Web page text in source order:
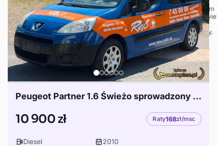
Peugeot Partner 1.6 Świeżo sprowadzony z Niemiec
10 900 zł Raty168zł/msc
Diesel
2010